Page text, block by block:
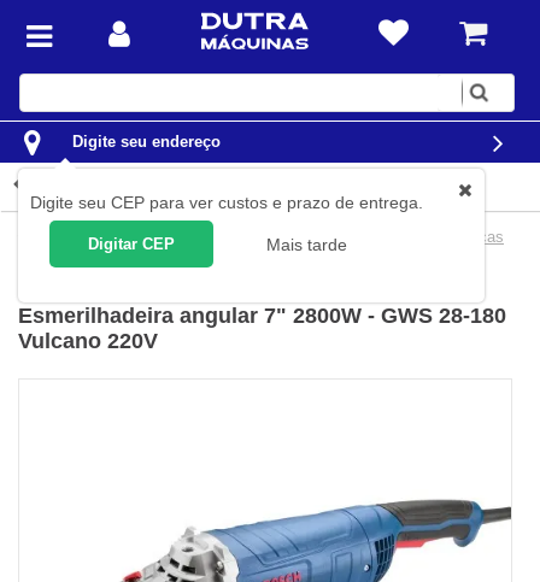
Digite
Digite seu endereço
Digite seu CEP para ver custos e prazo de entrega.
Digitar CEP Mais tarde
Ferramentas Ferramentas Elétricas Esmerilhadeiras Elétricas
Esmerilhadeira angular 7" 2800W - GWS 28-180
Vulcano 220V